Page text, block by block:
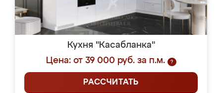
Кухня "Касабланка"
Цена: от 39 000 руб. за п.м.
?
РАССЧИТАТЬ